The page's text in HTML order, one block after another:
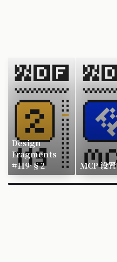
Design
Fragments
#119·§2
MCP 设置